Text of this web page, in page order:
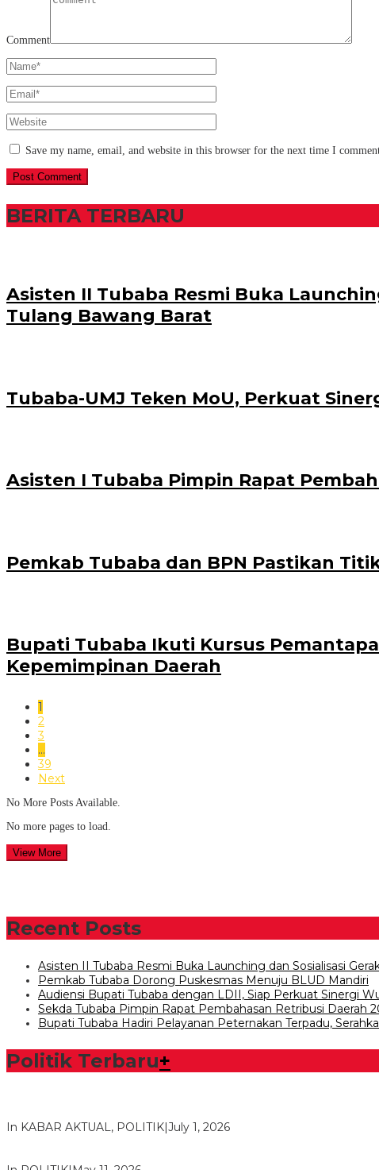
Comment
Save my name, email, and website in this browser for the next time I
BERITA TERBARU
Asisten II Tubaba Resmi Buka
Tulang Bawang Barat
Tubaba-UMJ Teken MoU, Perkuat
Asisten I Tubaba Pimpin Rapat
Pemkab Tubaba dan BPN Pastikan
Bupati Tubaba Ikuti Kursus
Kepemimpinan Daerah
1
2
3
…
39
Next
No More Posts Available.
No more pages to load.
View More
Recent Posts
Asisten II Tubaba Resmi Buka Launching dan Sosialisasi
Pemkab Tubaba Dorong Puskesmas Menuju BLUD Mandiri
Audiensi Bupati Tubaba dengan LDII, Siap Perkuat Sinergi
Sekda Tubaba Pimpin Rapat Pembahasan Retribusi Daerah
Bupati Tubaba Hadiri Pelayanan Peternakan Terpadu,
Politik Terbaru+
In KABAR AKTUAL, POLITIK July 1, 2026